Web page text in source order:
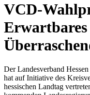
VCD-
Der Landesverband
hat auf Initiative des
hessischen Landtag